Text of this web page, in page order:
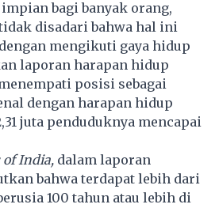
bagi banyak orang,
disadari bahwa hal ini
mengikuti gaya hidup
laporan harapan hidup
posisi sebagai
dengan harapan hidup
juta penduduknya mencapai
of India, dalam laporan
bahwa terdapat lebih dari
100 tahun atau lebih di